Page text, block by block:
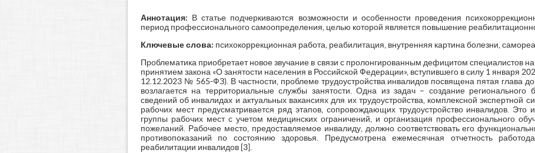
Аннотация: В статье подчеркиваются возможности и особенности проведения
период профессионального самоопределения, целью которой является повышение
Ключевые слова: психокоррекционная работа, реабилитация, внутренняя картина болезни,
Проблематика приобретает новое звучание в связи с пролонгированным дефицитом специалистов на
принятием закона «О занятости населения в Российской Федерации», вступившего в силу 1 января
12.12.2023 № 565-ФЗ). В частности, проблеме трудоустройства инвалидов посвящена пятая глава
возлагается на территориальные службы занятости. Одна из задач – создание регионального
сведений об инвалидах и актуальных вакансиях для их трудоустройства, комплексной экспертной
рабочих мест предусматривается ряд этапов, сопровождающих трудоустройство инвалидов. Это
группы рабочих мест с учетом медицинских ограничений, и организация профессионального
пожеланий. Рабочее место, предоставляемое инвалиду, должно соответствовать его
противопоказаний по состоянию здоровья. Предусмотрена ежемесячная отчетность
реабилитации инвалидов [3].